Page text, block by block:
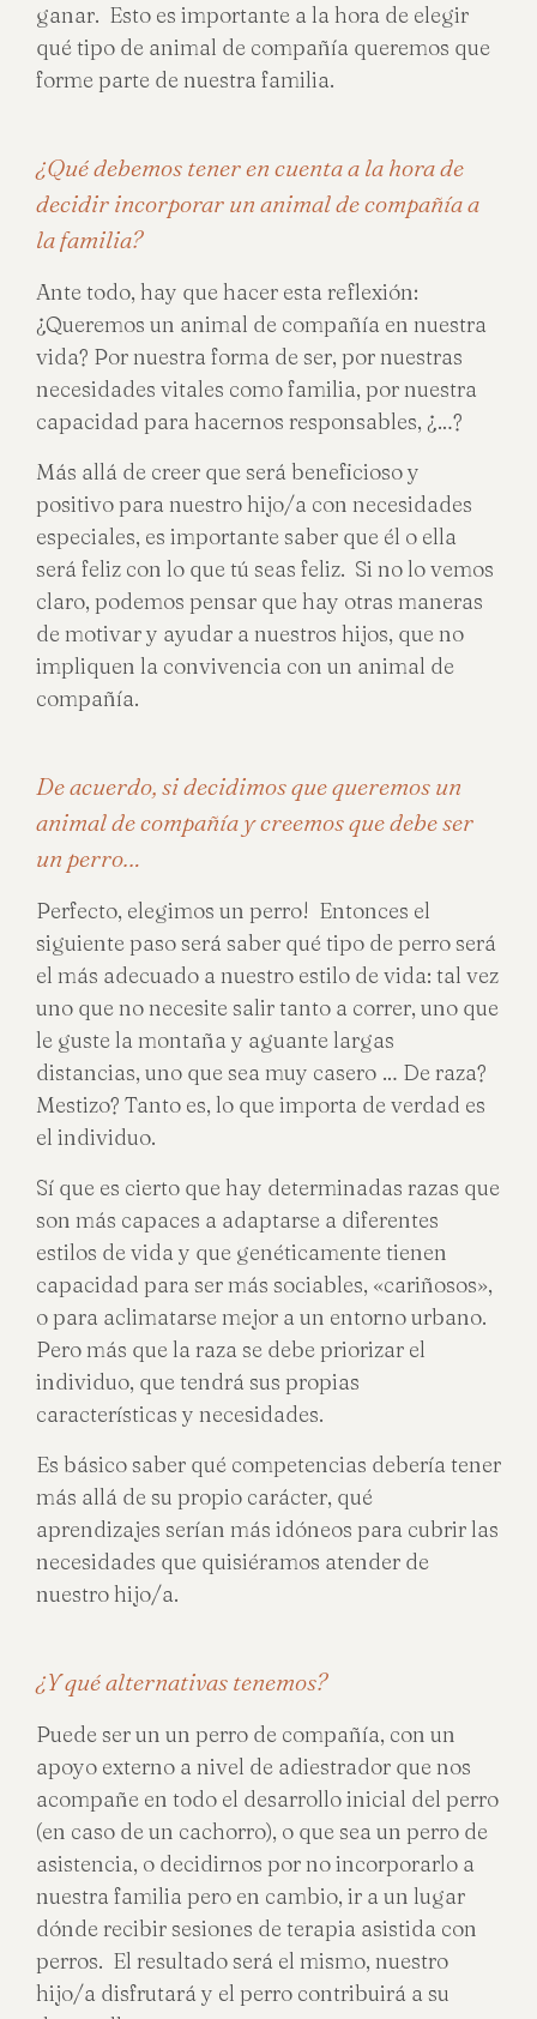
ganar. Esto es importante a la hora de elegir
qué tipo de animal de compañía queremos que
forme parte de nuestra familia.
¿Qué debemos tener en cuenta a la hora de
decidir incorporar un animal de compañía a
la familia?
Ante todo, hay que hacer esta reflexión:
¿Queremos un animal de compañía en nuestra
vida? Por nuestra forma de ser, por nuestras
necesidades vitales como familia, por nuestra
capacidad para hacernos responsables, ¿…?
Más allá de creer que será beneficioso y
positivo para nuestro hijo/a con necesidades
especiales, es importante saber que él o ella
será feliz con lo que tú seas feliz. Si no lo vemos
claro, podemos pensar que hay otras maneras
de motivar y ayudar a nuestros hijos, que no
impliquen la convivencia con un animal de
compañía.
De acuerdo, si decidimos que queremos un
animal de compañía y creemos que debe ser
un perro…
Perfecto, elegimos un perro! Entonces el
siguiente paso será saber qué tipo de perro será
el más adecuado a nuestro estilo de vida: tal vez
uno que no necesite salir tanto a correr, uno que
le guste la montaña y aguante largas
distancias, uno que sea muy casero … De raza?
Mestizo? Tanto es, lo que importa de verdad es
el individuo.
Sí que es cierto que hay determinadas razas que
son más capaces a adaptarse a diferentes
estilos de vida y que genéticamente tienen
capacidad para ser más sociables, «cariñosos»,
o para aclimatarse mejor a un entorno urbano.
Pero más que la raza se debe priorizar el
individuo, que tendrá sus propias
características y necesidades.
Es básico saber qué competencias debería tener
más allá de su propio carácter, qué
aprendizajes serían más idóneos para cubrir las
necesidades que quisiéramos atender de
nuestro hijo/a.
¿Y qué alternativas tenemos?
Puede ser un un perro de compañía, con un
apoyo externo a nivel de adiestrador que nos
acompañe en todo el desarrollo inicial del perro
(en caso de un cachorro), o que sea un perro de
asistencia, o decidirnos por no incorporarlo a
nuestra familia pero en cambio, ir a un lugar
dónde recibir sesiones de terapia asistida con
perros. El resultado será el mismo, nuestro
hijo/a disfrutará y el perro contribuirá a su